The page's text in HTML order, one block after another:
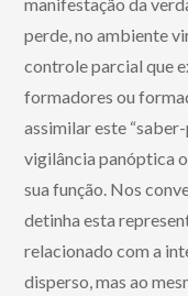
perde, no ambiente
controle parcial que
formadores ou
assimilar este
vigilância panóptica
sua função. Nos
detinha esta
relacionado com a
disperso, mas ao